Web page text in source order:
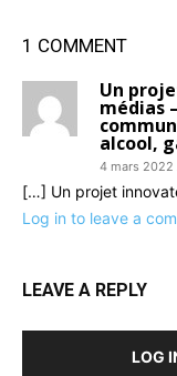
1 COMMENT
Un
médias
alcool,
4 mars 2022
[…] Un projet
Log in to leave a
LEAVE A REPLY
LOG